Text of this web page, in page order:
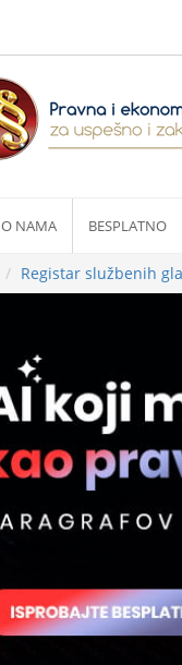
O NAMA BESPLATNO
Registar službenih